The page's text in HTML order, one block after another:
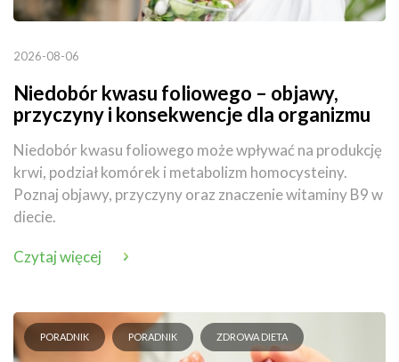
2026-08-06
Niedobór kwasu foliowego – objawy,
przyczyny i konsekwencje dla organizmu
Niedobór kwasu foliowego może wpływać na produkcję
krwi, podział komórek i metabolizm homocysteiny.
Poznaj objawy, przyczyny oraz znaczenie witaminy B9 w
diecie.
Czytaj więcej
PORADNIK PORADNIK ZDROWA DIETA